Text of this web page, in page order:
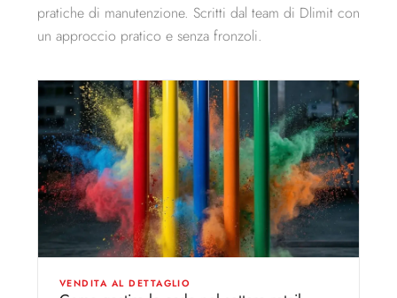
pratiche di manutenzione. Scritti dal team di Dlimit con
un approccio pratico e senza fronzoli.
VENDITA AL DETTAGLIO